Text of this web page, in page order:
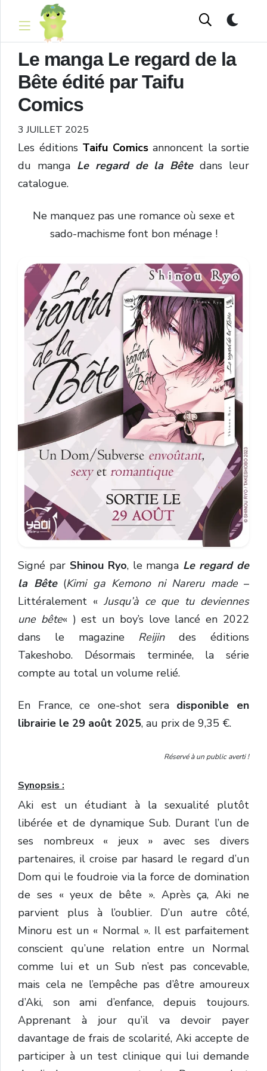
Le manga Le regard de la
Bête édité par Taifu
Comics
3 JUILLET 2025
Les éditions Taifu Comicsannoncent la sortie
du manga Le regard de la Bêtedans leur
catalogue.
Ne manquez pas une romance où sexe et
sado-machisme font bon ménage !
Signé par Shinou Ryo, le manga Le regard de
la Bête (Kimi ga Kemono ni Nareru made–
Littéralement « Jusqu’à ce que tu deviennes
une bête« ) est un boy’s love lancé en 2022
dans le magazine Reijindes éditions
Takeshobo. Désormais terminée, la série
compte au total un volume relié.
En France, ce one-shot sera disponible en
librairie le 29 août 2025, au prix de 9,35 €.
Réservé à un public averti !
Synopsis :
Aki est un étudiant à la sexualité plutôt
libérée et de dynamique Sub. Durant l’un de
ses nombreux « jeux » avec ses divers
partenaires, il croise par hasard le regard d’un
Dom qui le foudroie via la force de domination
de ses « yeux de bête ». Après ça, Aki ne
parvient plus à l’oublier. D’un autre côté,
Minoru est un « Normal ». Il est parfaitement
conscient qu’une relation entre un Normal
comme lui et un Sub n’est pas concevable,
mais cela ne l’empêche pas d’être amoureux
d’Aki, son ami d’enfance, depuis toujours.
Apprenant à jour qu’il va devoir payer
davantage de frais de scolarité, Aki accepte de
participer à un test clinique qui lui demande